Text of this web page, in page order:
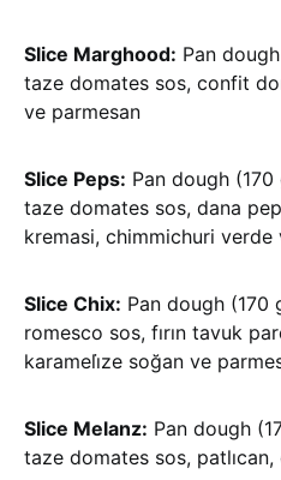
Slice Marghood: Pan
taze domates sos, confit
ve parmesan
Slice Peps: Pan dough
taze domates sos, dana
kremasi, chimmichuri verde
Slice Chix: Pan dough (170
romesco sos, fırın tavuk
karameli̇ze soğan ve
Slice Melanz: Pan dough
taze domates sos,